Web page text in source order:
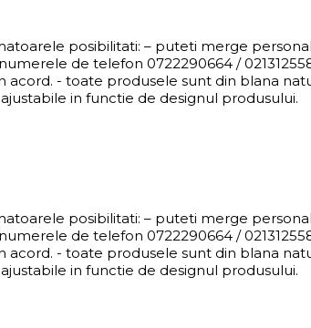
posibilitati: – puteti merge
de telefon 0722290664 /
acord. - toate produsele sunt din blana
in functie de designul produsului.
posibilitati: – puteti merge
de telefon 0722290664 /
acord. - toate produsele sunt din blana
in functie de designul produsului.